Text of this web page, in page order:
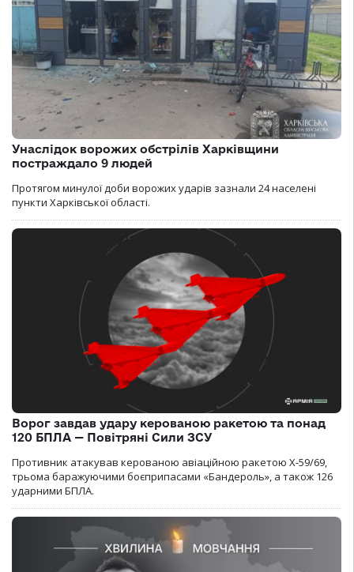
Унаслідок ворожих обстрілів Харківщини
постраждало 9 людей
Протягом минулої доби ворожих ударів зазнали 24 населені
пункти Харківської області.
Ворог завдав удару керованою ракетою та понад
120 БПЛА — Повітряні Сили ЗСУ
Противник атакував керованою авіаційною ракетою Х-59/69,
трьома баражуючими боєприпасами «Бандероль», а також 126
ударними БПЛА.